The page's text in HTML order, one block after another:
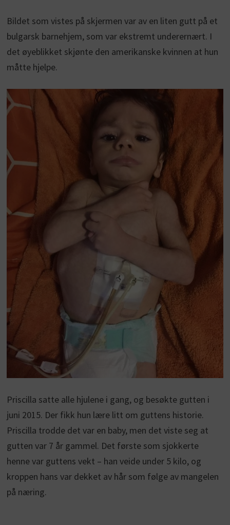
Bildet som vistes på skjermen var av en liten gutt på et
bulgarsk barnehjem, som var ekstremt underernært. I
det øyeblikket skjønte den amerikanske kvinnen at hun
måtte hjelpe.
Priscilla satte alle hjulene i gang, og besøkte gutten i
juni 2015. Der fikk hun lære litt om guttens historie.
Priscilla trodde det var en baby, men det viste seg at
gutten var 7 år gammel. Det første som sjokkerte
henne var guttens vekt – han veide under 5 kilo, og
kroppen hans var dekket av hår som følge av mangelen
på næring.